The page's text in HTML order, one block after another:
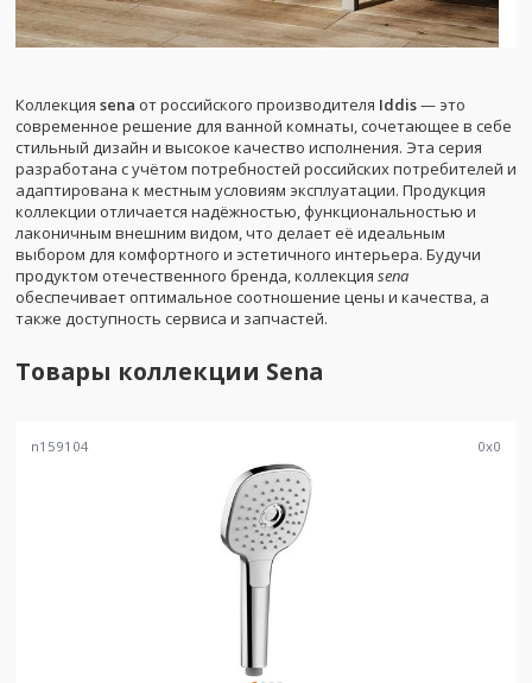
Коллекция sena от российского производителя Iddis— это
современное решение для ванной комнаты, сочетающее в себе
стильный дизайн и высокое качество исполнения. Эта серия
разработана с учётом потребностей российских потребителей и
адаптирована к местным условиям эксплуатации. Продукция
коллекции отличается надёжностью, функциональностью и
лаконичным внешним видом, что делает её идеальным
выбором для комфортного и эстетичного интерьера. Будучи
продуктом отечественного бренда, коллекция sena
обеспечивает оптимальное соотношение цены и качества, а
также доступность сервиса и запчастей.
Товары коллекции Sena
n159104 0x0